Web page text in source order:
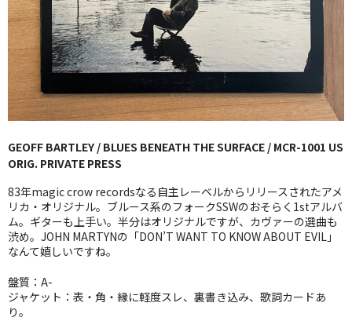
GG RECORD （当店のレーベル）
全商品
JAZZ-US
BLUE NOTE
JAZZ-EU
JAZZ-JP
JAZZ-VOCAL
J-POP
ROCK
GEOFF BARTLEY / BLUES BENEATH THE SURFACE / MCR-1001 US
ORIG. PRIVATE PRESS
83年magic crow recordsなる自主レーベルからリリースされたアメ
リカ・オリジナル。ブルース系のフォークSSWのおそらく1stアルバ
ム。ギターも上手い。半分はオリジナルですが、カヴァーの選曲も
渋め。JOHN MARTYNの「DON’T WANT TO KNOW ABOUT EVIL」
なんて嬉しいですね。
盤質：A-
ジャケット：表・角・縁に軽度スレ、裏書き込み、歌詞カードあ
り。